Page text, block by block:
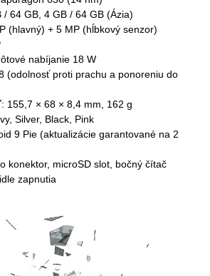
/ 64 GB, 4 GB / 64 GB (Ázia)
(hlavný) + 5 MP (hĺbkový senzor)
nabíjanie 18 W
(odolnosť proti prachu a ponoreniu do
: 155,7 × 68 × 8,4 mm, 162 g
Silver, Black, Pink
9 Pie (aktualizácie garantované na 2
konektor, microSD slot, bočný čítač
zapnutia